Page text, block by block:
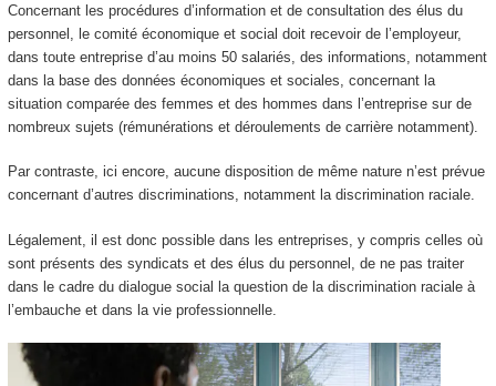
Concernant les procédures d’information et de consultation des élus du
personnel, le comité économique et social doit recevoir de l’employeur,
dans toute entreprise d’au moins 50 salariés, des informations, notamment
dans la base des données économiques et sociales, concernant la
situation comparée des femmes et des hommes dans l’entreprise sur de
nombreux sujets (rémunérations et déroulements de carrière notamment).
Par contraste, ici encore, aucune disposition de même nature n’est prévue
concernant d’autres discriminations, notamment la discrimination raciale.
Légalement, il est donc possible dans les entreprises, y compris celles où
sont présents des syndicats et des élus du personnel, de ne pas traiter
dans le cadre du dialogue social la question de la discrimination raciale à
l’embauche et dans la vie professionnelle.